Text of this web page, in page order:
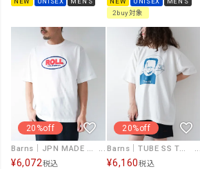
2buy対象
20%off
Barns｜JPN MADE FLY TEE [[BR-26270]][D]
¥6,072税込
20%off
¥6,160税込